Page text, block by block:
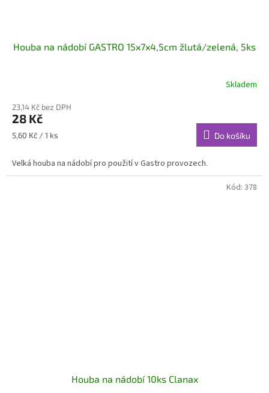
Houba na nádobí GASTRO 15x7x4,5cm žlutá/zelená, 5ks
Skladem
23,14 Kč bez DPH
28 Kč
Měrná
5,60 Kč / 1 ks Do košíku
Velká houba na nádobí pro použití v Gastro provozech.
Houba na nádobí 10ks Clanax
Kód: 378